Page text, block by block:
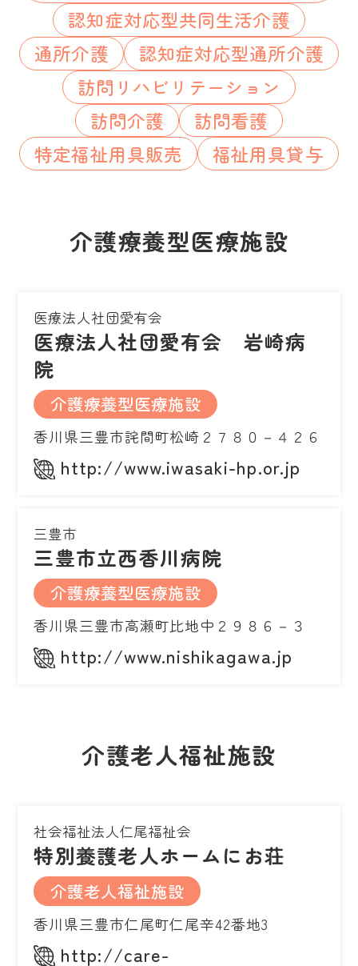
認知症対応型共同生活介護
通所介護
認知症対応型通所介護
訪問リハビリテーション
訪問介護
訪問看護
特定福祉用具販売
福祉用具貸与
介護療養型医療施設
医療法人社団愛有会
医療法人社団愛有会 岩崎病
院
介護療養型医療施設
香川県三豊市詫間町松崎２７８０－４２６
http://www.iwasaki-hp.or.jp
三豊市
三豊市立西香川病院
介護療養型医療施設
香川県三豊市高瀬町比地中２９８６－３
http://www.nishikagawa.jp
介護老人福祉施設
社会福祉法人仁尾福祉会
特別養護老人ホームにお荘
介護老人福祉施設
香川県三豊市仁尾町仁尾辛42番地3
http://care-